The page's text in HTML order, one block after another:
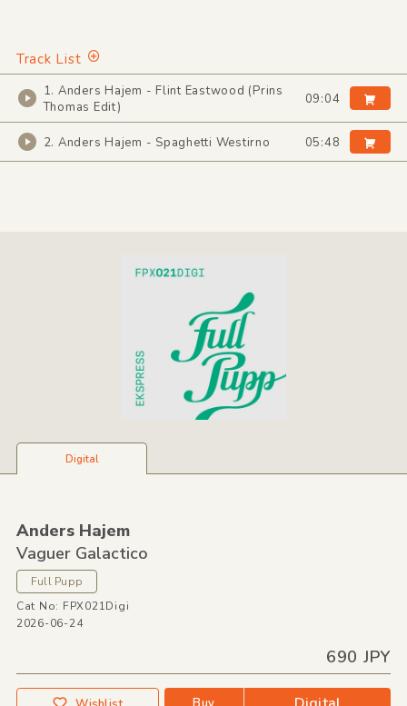
Track List
1. Anders Hajem - Flint Eastwood (Prins
Thomas Edit)
09:04
2. Anders Hajem - Spaghetti Westirno 05:48
Digital
Anders Hajem
Vaguer Galactico
Full Pupp
Cat No: FPX021Digi
2026-06-24
690 JPY